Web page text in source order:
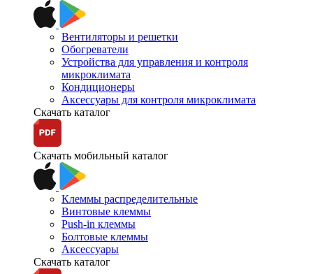
Вентиляторы и решетки
Обогреватели
Устройства для управления и контроля
микроклимата
Кондиционеры
Аксессуары для контроля микроклимата
Скачать каталог
Скачать мобильный каталог
Клеммы распределительные
Винтовые клеммы
Push-in клеммы
Болтовые клеммы
Аксессуары
Скачать каталог